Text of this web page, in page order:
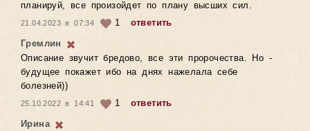
планируй, все произойдет по плану высших сил.
21.04.2023 в 07:34 1
ответить
Гремлин
Описание звучит бредово, все эти пророчества. Но -
будущее покажет ибо на днях нажелала себе
болезней))
25.10.2022 в 14:41 1
ответить
Ирина